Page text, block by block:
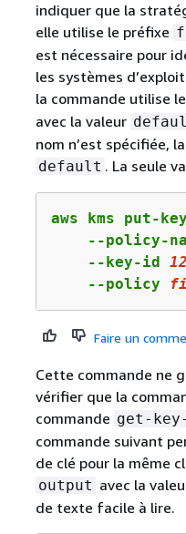
indiquer que la
elle utilise le préfixe
est nécessaire pour
les systèmes
la commande utilise
avec la valeur
nom n’est spécifiée,
default . La seule
aws kms put-
--policy-
    --key-id
    --policy
Faire un
Cette commande ne
vérifier que la
commande get-
commande suivant
de clé pour la même
output avec la
de texte facile à lire.